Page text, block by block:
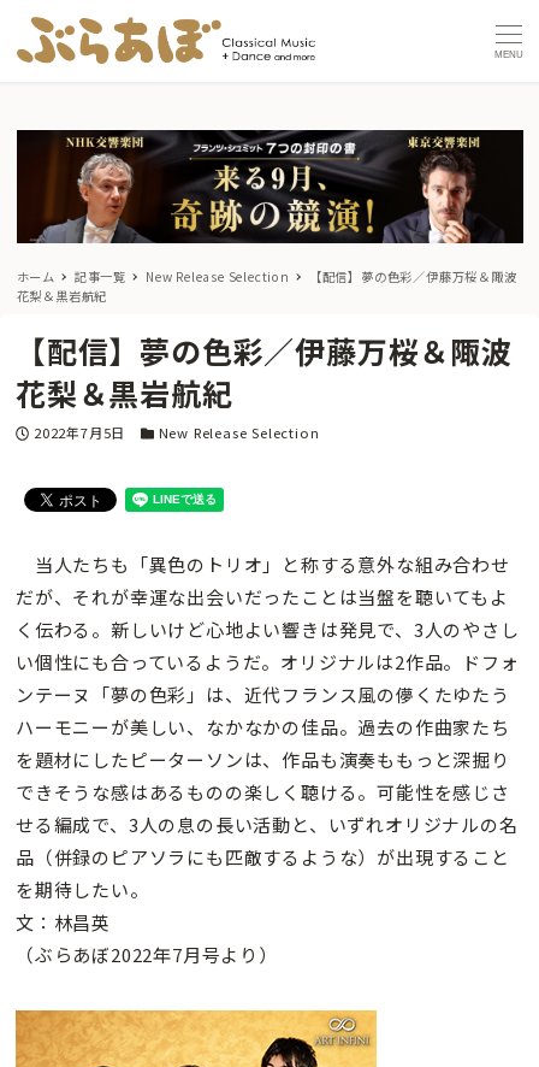
MENU
ホーム 記事一覧 New Release Selection
【配信】夢の色彩／伊藤万桜＆陬波
花梨＆黒岩航紀
【配信】夢の色彩／伊藤万桜＆陬波
花梨＆黒岩航紀
投稿日
2022年7月5日 カテゴリー
New Release Selection
当人たちも「異色のトリオ」と称する意外な組み合わせ
だが、それが幸運な出会いだったことは当盤を聴いてもよ
く伝わる。新しいけど心地よい響きは発見で、3人のやさし
い個性にも合っているようだ。オリジナルは2作品。ドフォ
ンテーヌ「夢の色彩」は、近代フランス風の儚くたゆたう
ハーモニーが美しい、なかなかの佳品。過去の作曲家たち
を題材にしたピーターソンは、作品も演奏ももっと深掘り
できそうな感はあるものの楽しく聴ける。可能性を感じさ
せる編成で、3人の息の長い活動と、いずれオリジナルの名
品（併録のピアソラにも匹敵するような）が出現すること
を期待したい。
文：林昌英
（ぶらあぼ2022年7月号より）